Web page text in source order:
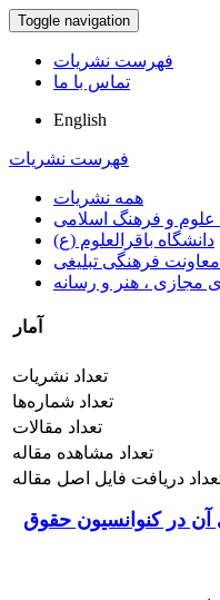
Toggle navigation
فهرست نشریات
تماس با ما
English
فهرست نشریات
همه نشریات
علوم و فرهنگ اسلامی
دانشگاه باقرالعلوم (ع)
معاونت فرهنگی تبلیغی
مجازی ، هنر و رسانه
آمار
تعداد نشریات
تعداد شماره‌ها
تعداد مقالات
تعداد مشاهده مقاله
دریافت فایل اصل مقاله
در کنوانسیون حقوق